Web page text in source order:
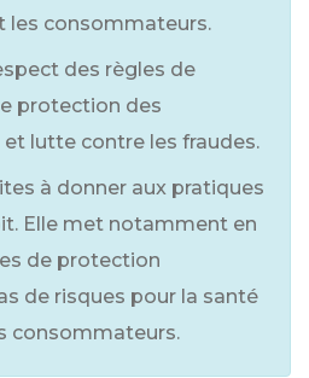
les consommateurs.
des règles de
protection des
lutte contre les fraudes.
à donner aux pratiques
Elle met notamment en
de protection
de risques pour la santé
consommateurs.